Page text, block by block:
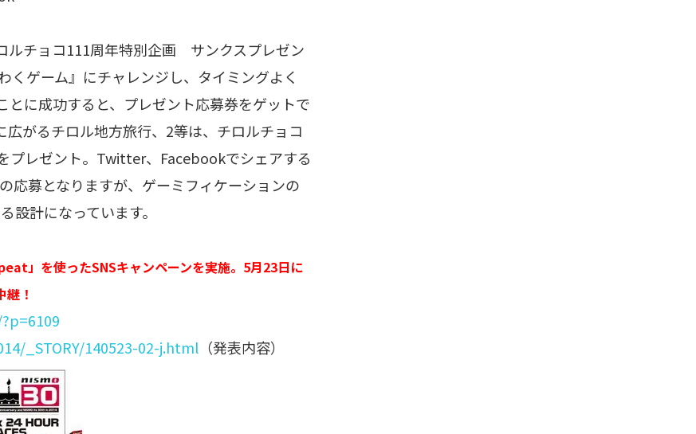
ルチョコ111周年特別企画 サンクスプレゼン
くゲーム』にチャレンジし、タイミングよく
に成功すると、プレゼント応募券をゲットで
がるチロル地方旅行、2等は、チロルチョコ
プレゼント。Twitter、Facebookでシェアする
応募となりますが、ゲーミフィケーションの
設計になっています。
」を使ったSNSキャンペーンを実施。5月23日に
！
_STORY/140523-02-j.html （発表内容）